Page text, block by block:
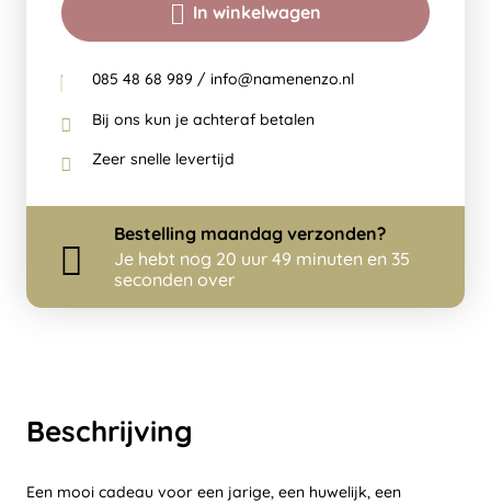
Beschrijving
Een mooi cadeau voor een jarige, een huwelijk, een
In winkelwagen
085 48 68 989 / info@namenenzo.nl
Bij ons kun je achteraf betalen
Zeer snelle levertijd
Bestelling maandag verzonden?
Je hebt nog 20 uur 49 minuten en 35
seconden over